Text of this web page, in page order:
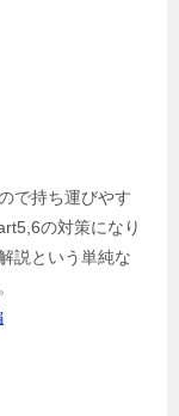
で持ち運びやす
の対策になり
説という単純な